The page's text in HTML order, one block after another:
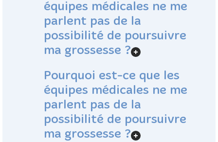
équipes médicales ne me
parlent pas de la
possibilité de poursuivre
ma grossesse ?
Pourquoi est-ce que les
équipes médicales ne me
parlent pas de la
possibilité de poursuivre
ma grossesse ?